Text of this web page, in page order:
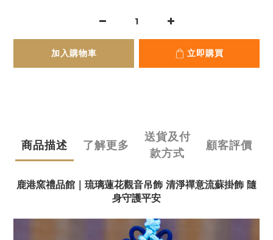
加入購物車 立即購買
商品描述 了解更多
送貨及付
款方式
顧客評價
鹿港窯禮品館｜琉璃蓮花觀音吊飾 清淨禪意流蘇掛飾 隨
身守護平安